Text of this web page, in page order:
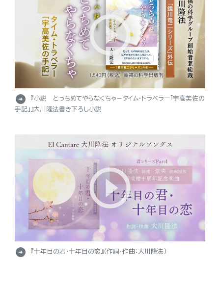
arrow_circle_right
『小説 とっちめてやらなくちゃ－タイム・トラベラー「宇高美佐の
手記」』大川隆法書き下ろし小説
arrow_circle_right 『十年目の君・十年目の恋』（作詞・作曲：大川隆法）